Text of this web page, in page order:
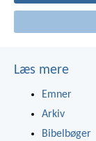
Læs mere
Emner
Arkiv
Bibelbøger